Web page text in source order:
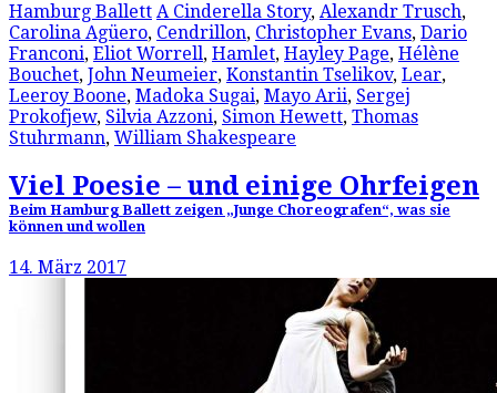
Hamburg Ballett A Cinderella Story, Alexandr Trusch,
Carolina Agüero, Cendrillon, Christopher Evans, Dario
Franconi, Eliot Worrell, Hamlet, Hayley Page, Hélène
Bouchet, John Neumeier, Konstantin Tselikov, Lear,
Leeroy Boone, Madoka Sugai, Mayo Arii, Sergej
Prokofjew, Silvia Azzoni, Simon Hewett, Thomas
Stuhrmann, William Shakespeare
Viel Poesie – und einige Ohrfeigen
Beim Hamburg Ballett zeigen „Junge Choreografen“, was sie
können und wollen
14. März 2017